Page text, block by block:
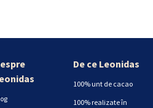
De ce Leonidas
100% unt de cacao
100% realizate în